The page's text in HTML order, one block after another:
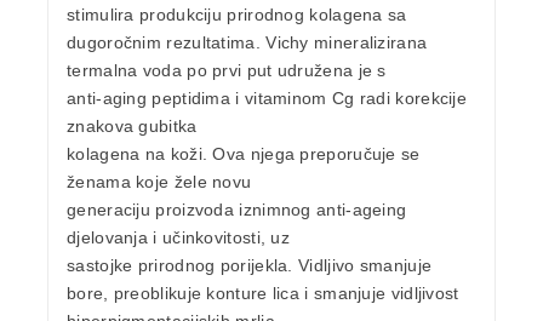
stimulira produkciju prirodnog kolagena sa
dugoročnim rezultatima.
Vichy mineralizirana
termalna voda po prvi put udružena je s
anti-aging peptidima i vitaminom Cg radi korekcije
znakova gubitka
kolagena na koži. Ova njega preporučuje se
ženama koje žele novu
generaciju proizvoda iznimnog anti-ageing
djelovanja i učinkovitosti, uz
sastojke prirodnog porijekla. Vidljivo smanjuje
bore, preoblikuje konture lica i smanjuje vidljivost